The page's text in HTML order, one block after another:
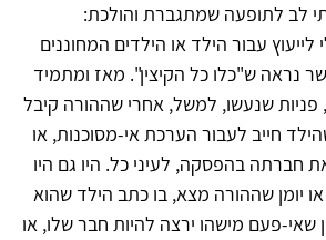
לב לתופעה שמתגברת והולכת:
עבור הילד או הילדים המחוננים
נראה ש"כלו כל הקיצין". מאז ומתמיד
פניות שנעשו, למשל, אחרי שההורה קיבל
חייב לעבור הערכת אי-מסוכנות, או
חברתה בהפסקה, לעיני כל. היו גם היו
יומן שההורה מצא, בו כתב הילד שהוא
שאי-פעם מישהו ירצה להיות חבר שלו, או